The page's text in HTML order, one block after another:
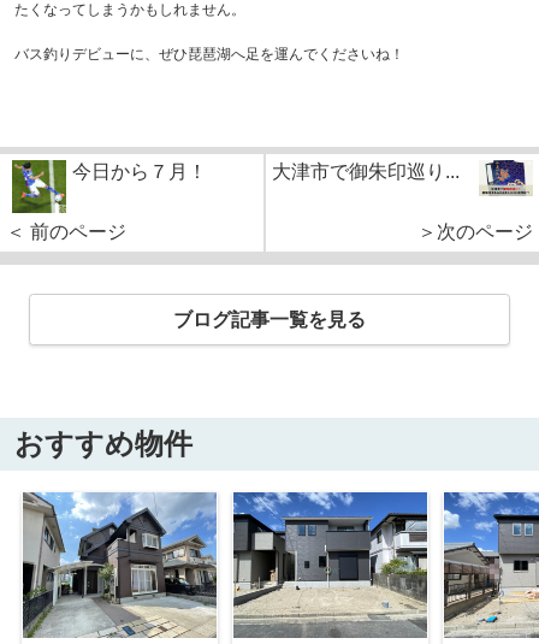
たくなってしまうかもしれません。
バス釣りデビューに、ぜひ琵琶湖へ足を運んでくださいね！
今日から７月！
＜ 前のページ
大津市で御朱印巡り...
＞次のページ
ブログ記事一覧を見る
おすすめ物件